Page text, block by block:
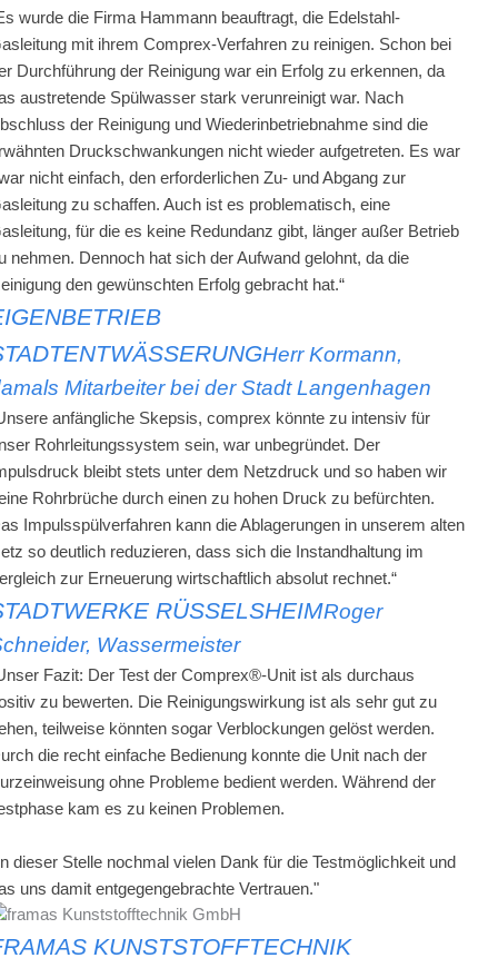
wurde die Firma Hammann beauftragt, die Edelstahl-
mit ihrem Comprex-Verfahren zu reinigen. Schon bei
Durchführung der Reinigung war ein Erfolg zu erkennen, da
austretende Spülwasser stark verunreinigt war. Nach
der Reinigung und Wiederinbetriebnahme sind die
Druckschwankungen nicht wieder aufgetreten. Es war
nicht einfach, den erforderlichen Zu- und Abgang zur
zu schaffen. Auch ist es problematisch, eine
für die es keine Redundanz gibt, länger außer Betrieb
nehmen. Dennoch hat sich der Aufwand gelohnt, da die
den gewünschten Erfolg gebracht hat.“
Herr Kormann,
Mitarbeiter bei der Stadt Langenhagen
anfängliche Skepsis, comprex könnte zu intensiv für
Rohrleitungssystem sein, war unbegründet. Der
bleibt stets unter dem Netzdruck und so haben wir
Rohrbrüche durch einen zu hohen Druck zu befürchten.
Impulsspülverfahren kann die Ablagerungen in unserem alten
so deutlich reduzieren, dass sich die Instandhaltung im
zur Erneuerung wirtschaftlich absolut rechnet.“
RÜSSELSHEIMRoger
Wassermeister
Fazit: Der Test der Comprex®-Unit ist als durchaus
zu bewerten. Die Reinigungswirkung ist als sehr gut zu
teilweise könnten sogar Verblockungen gelöst werden.
die recht einfache Bedienung konnte die Unit nach der
ohne Probleme bedient werden. Während der
kam es zu keinen Problemen.
dieser Stelle nochmal vielen Dank für die Testmöglichkeit und
uns damit entgegengebrachte Vertrauen."
KUNSTSTOFFTECHNIK